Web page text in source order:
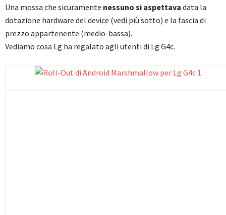
Una mossa che sicuramente nessuno si aspettava data la
dotazione hardware del device (vedi più sotto) e la fascia di
prezzo appartenente (medio-bassa).
Vediamo cosa Lg ha regalato agli utenti di Lg G4c.